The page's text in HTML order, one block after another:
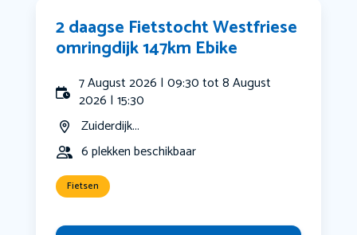
2 daagse Fietstocht Westfriese
omringdijk 147km Ebike
7 August 2026 | 09:30 tot 8 August
2026 | 15:30
Zuiderdijk...
6 plekken beschikbaar
Fietsen